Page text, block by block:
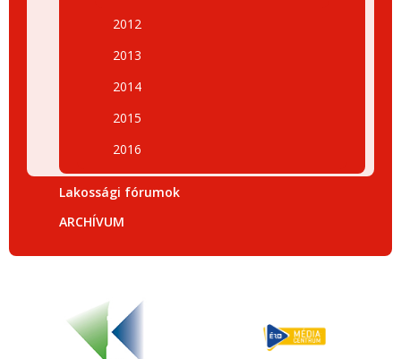
2012
2013
2014
2015
2016
Lakossági fórumok
ARCHÍVUM